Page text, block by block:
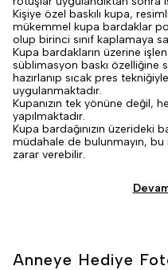
Kişiye özel baskılı kupa,
mükemmel kupa bardaklar
olup birinci sınıf kaplamaya
Kupa bardakların üzerine
süblimasyon baskı özelliğine
hazırlanıp sıcak pres
uygulanmaktadır.
Kupanızın tek yönüne değil,
yapılmaktadır.
Kupa bardağınızın üzerideki
müdahale de bulunmayın, bu
zarar verebilir.
Anneye Hediye